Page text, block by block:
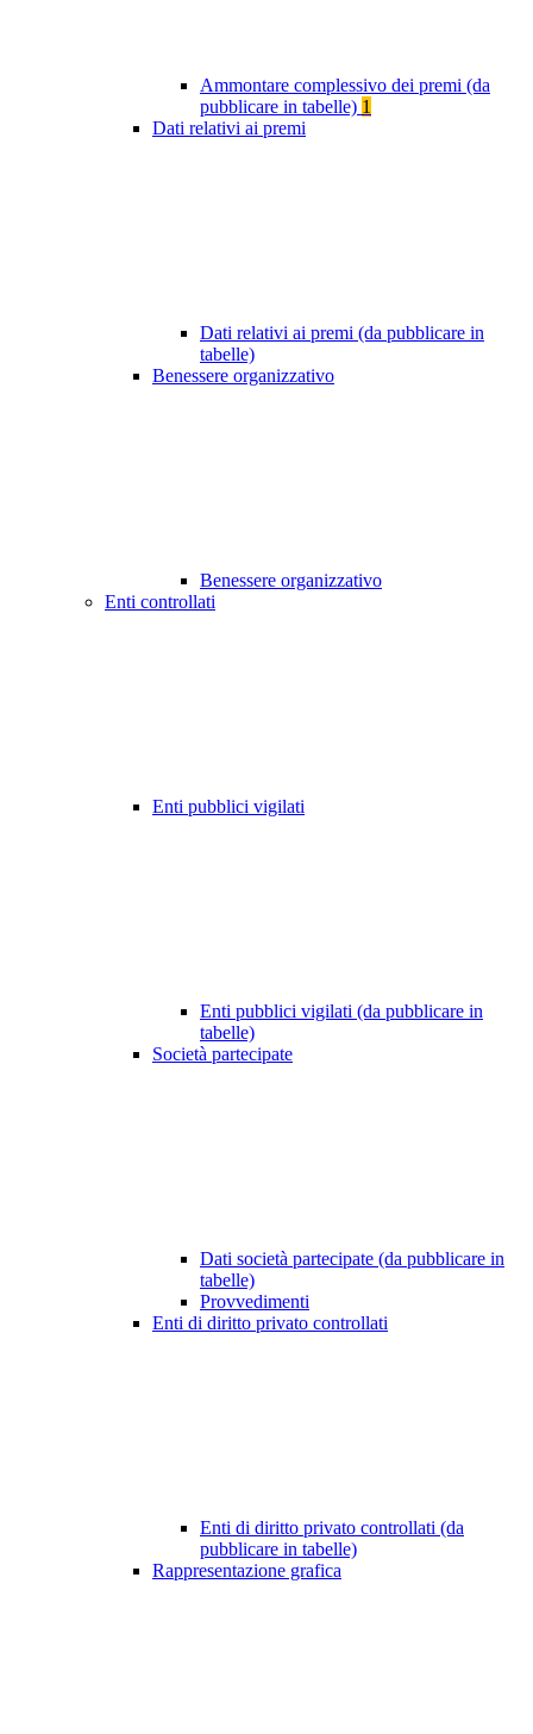
Ammontare complessivo dei premi (da
pubblicare in tabelle) 1
Dati relativi ai premi
Dati relativi ai premi (da pubblicare in
tabelle)
Benessere organizzativo
Benessere organizzativo
Enti controllati
Enti pubblici vigilati
Enti pubblici vigilati (da pubblicare in
tabelle)
Società partecipate
Dati società partecipate (da pubblicare in
tabelle)
Provvedimenti
Enti di diritto privato controllati
Enti di diritto privato controllati (da
pubblicare in tabelle)
Rappresentazione grafica